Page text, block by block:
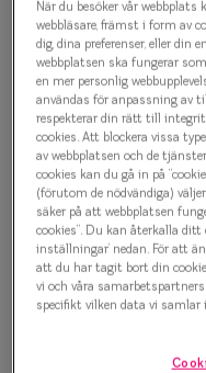
Bold
1 000 kr
Svart
Bågstorlek
S
När du besöker vår
webbläsare, främst i form av
dig, dina preferenser, eller din
webbplatsen ska fungerar
en mer personlig
användas för anpassning av
respekterar din rätt till
cookies. Att blockera vissa
av webbplatsen och de
cookies kan du gå in på
(förutom de nödvändiga)
säker på att webbplatsen
cookies”. Du kan återkalla ditt
inställningar’ nedan. För att
att du har tagit bort din
vi och våra
specifikt vilken data vi samlar